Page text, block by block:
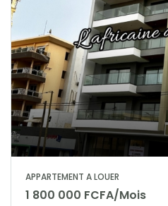
APPARTEMENT A LOUER
1 800 000 FCFA/Mois